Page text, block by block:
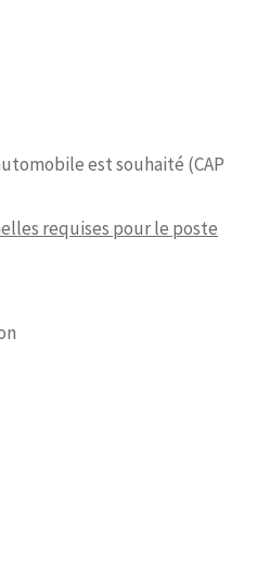
est souhaité (CAP
requises pour le poste